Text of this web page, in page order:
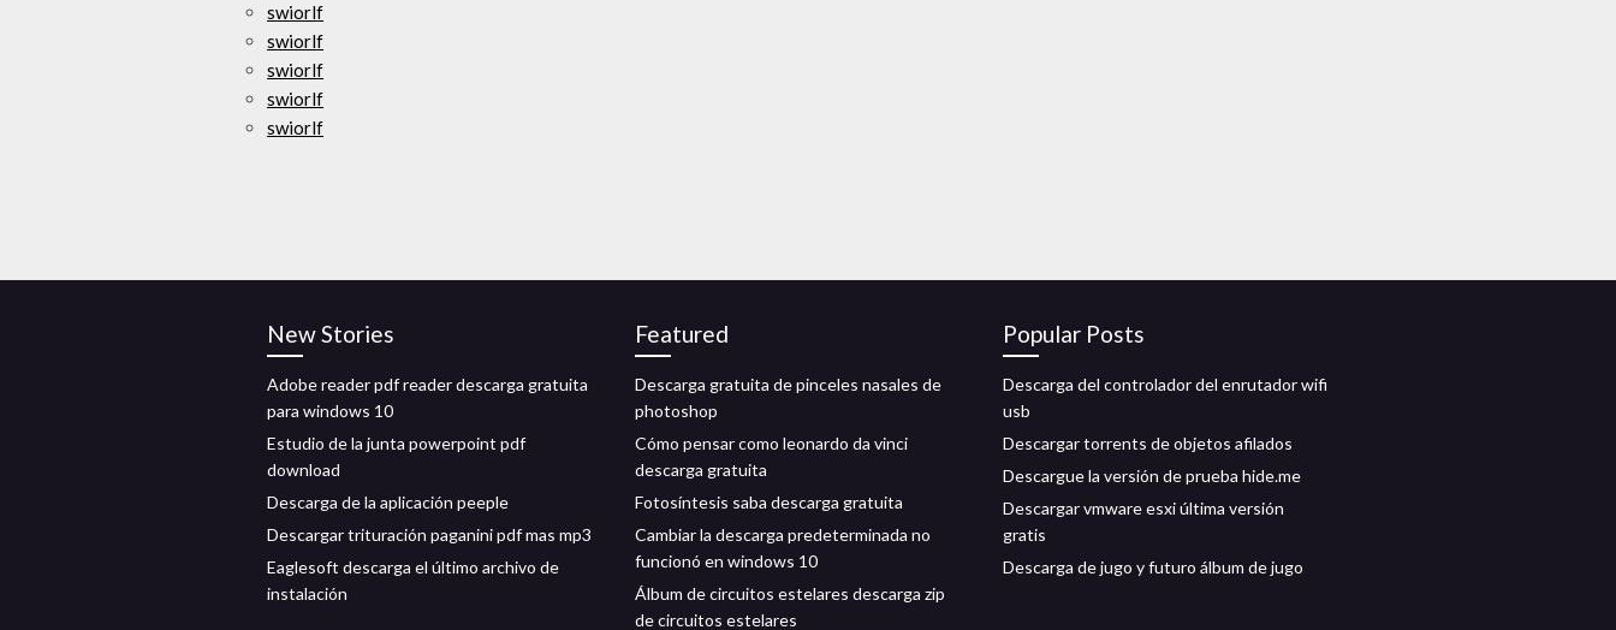
swiorlf
swiorlf
swiorlf
swiorlf
swiorlf
New Stories
Adobe reader pdf reader descarga gratuita
para windows 10
Estudio de la junta powerpoint pdf
download
Descarga de la aplicación peeple
Descargar trituración paganini pdf mas mp3
Eaglesoft descarga el último archivo de
instalación
Featured
Descarga gratuita de pinceles nasales de
photoshop
Cómo pensar como leonardo da vinci
descarga gratuita
Fotosíntesis saba descarga gratuita
Cambiar la descarga predeterminada no
funcionó en windows 10
Álbum de circuitos estelares descarga zip
de circuitos estelares
Popular Posts
Descarga del controlador del enrutador wifi
usb
Descargar torrents de objetos afilados
Descargue la versión de prueba hide.me
Descargar vmware esxi última versión
gratis
Descarga de jugo y futuro álbum de jugo